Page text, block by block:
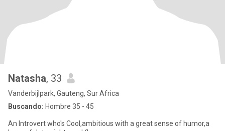
Natasha, 33
Vanderbijlpark, Gauteng, Sur Africa
Buscando: Hombre 35 - 45
An Introvert who's Cool,ambitious with a great sense of humor,a